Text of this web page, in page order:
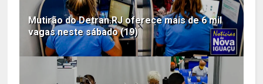
Mutirão do Detran.RJ oferece mais de 6 mil
vagas neste sábado (19)